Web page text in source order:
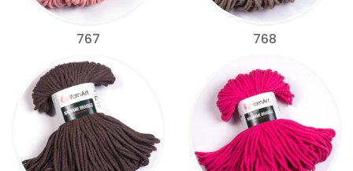
767 768